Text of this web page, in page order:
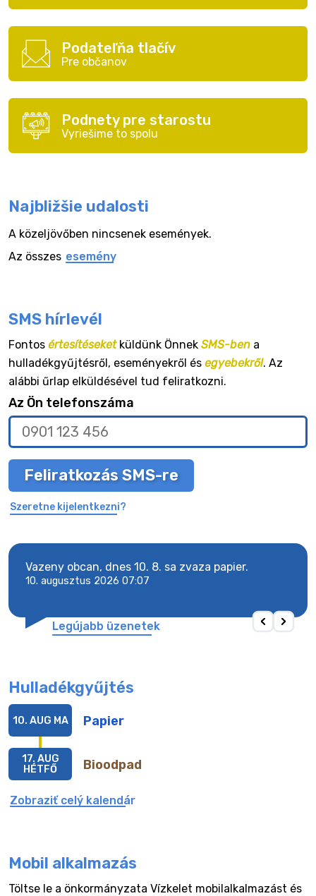
Podateľňa tlačív
Pre občanov
Podnety pre starostu
Vyriešime to spolu
Najbližšie udalosti
A közeljövőben nincsenek események.
Az összes esemény
SMS hírlevél
Fontos értesítéseketküldünk Önnek SMS-ben a
hulladékgyűjtésről, eseményekről és egyebekről. Az
alábbi űrlap elküldésével tud feliratkozni.
Az Ön telefonszáma
Feliratkozás SMS-re
Szeretne kijelentkezni?
Vazeny obcan, dnes 10. 8. sa zvaza papier.
10. augusztus 2026 07:07
Legújabb üzenetek
Hulladékgyűjtés
Papier
10. AUG MA
Bioodpad
17. AUG
HÉTFŐ
Zobraziť celý kalendár
Mobil alkalmazás
Töltse le a önkormányzata Vízkelet mobilalkalmazást és